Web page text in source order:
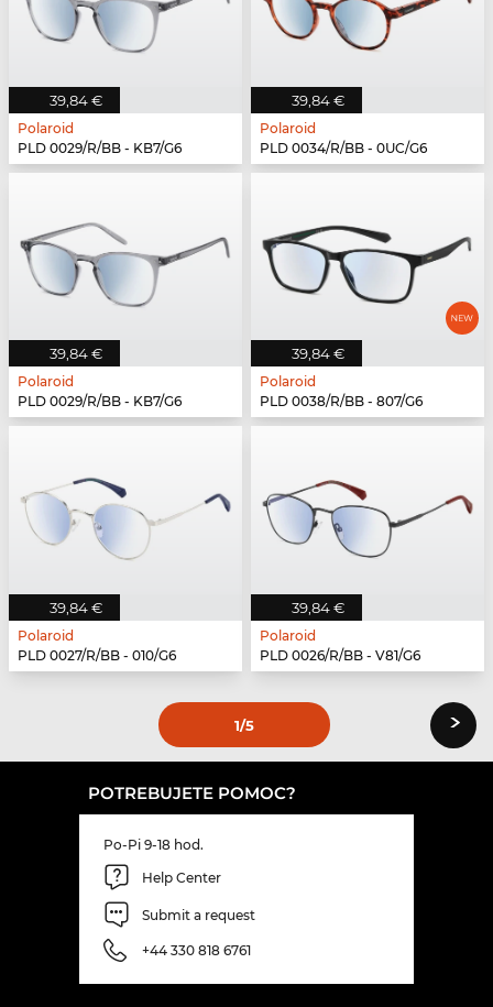
39,84 €
Polaroid
PLD 0029/R/BB - KB7/G6
39,84 €
Polaroid
PLD 0034/R/BB - 0UC/G6
39,84 €
Polaroid
PLD 0029/R/BB - KB7/G6
39,84 €
Polaroid
PLD 0038/R/BB - 807/G6
39,84 €
Polaroid
PLD 0027/R/BB - 010/G6
39,84 €
Polaroid
PLD 0026/R/BB - V81/G6
1/5 ›
POTREBUJETE POMOC?
Po-Pi 9-18 hod.
Help Center
Submit a request
+44 330 818 6761